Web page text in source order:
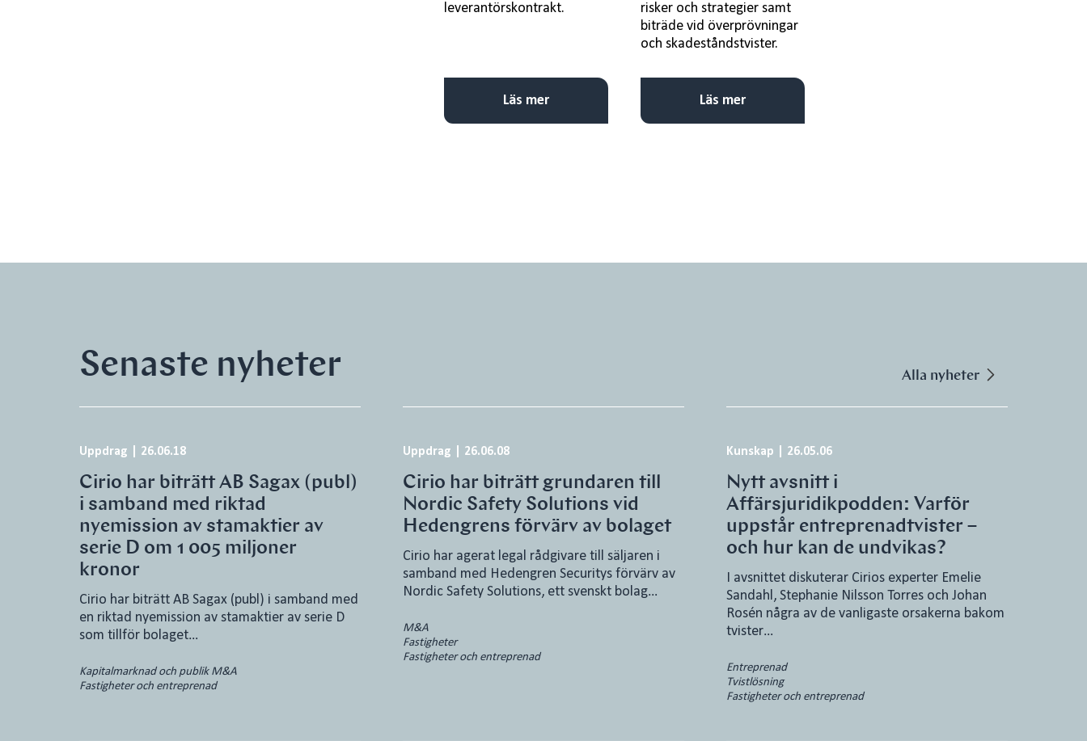
leverantörskontrakt.
Läs mer
risker och strategier samt
biträde vid överprövningar
och skadeståndstvister.
Läs mer
Senaste nyheter Alla nyheter
Uppdrag 26.06.18
Cirio har biträtt AB Sagax (publ)
i samband med riktad
nyemission av stamaktier av
serie D om 1 005 miljoner
kronor
Cirio har biträtt AB Sagax (publ) i samband med
en riktad nyemission av stamaktier av serie D
som tillför bolaget…
Kapitalmarknad och publik M&A
Fastigheter och entreprenad
Uppdrag 26.06.08
Cirio har biträtt grundaren till
Nordic Safety Solutions vid
Hedengrens förvärv av bolaget
Cirio har agerat legal rådgivare till säljaren i
samband med Hedengren Securitys förvärv av
Nordic Safety Solutions, ett svenskt bolag…
M&A
Fastigheter
Fastigheter och entreprenad
Kunskap 26.05.06
Nytt avsnitt i
Affärsjuridikpodden: Varför
uppstår entreprenadtvister –
och hur kan de undvikas?
I avsnittet diskuterar Cirios experter Emelie
Sandahl, Stephanie Nilsson Torres och Johan
Rosén några av de vanligaste orsakerna bakom
tvister…
Entreprenad
Tvistlösning
Fastigheter och entreprenad